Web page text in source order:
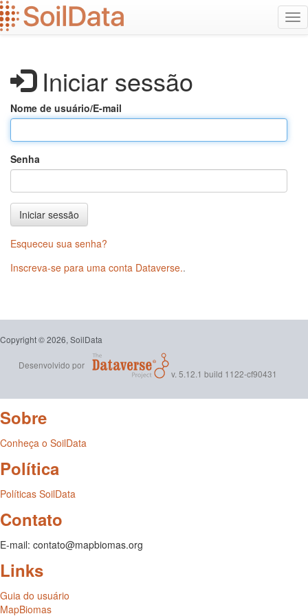
Ir
para
o
Iniciar sessão
Nome de usuário/E-mail
Senha
Iniciar sessão
Esqueceu sua senha?
Inscreva-se para uma conta Dataverse..
Copyright © 2026, SoilData
Desenvolvido por
v. 5.12.1 build 1122-cf90431
Sobre
Conheça o SoilData
Política
Políticas SoilData
Contato
E-mail: contato@mapbiomas.org
Links
Guia do usuário
MapBiomas